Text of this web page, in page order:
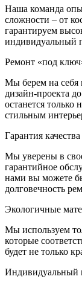
Наша команда
сложности – от
гарантируем
индивидуальный
Ремонт «под
Мы берем на себя
дизайн-проекта
останется только
стильным
Гарантия
Мы уверены в
гарантийное
нами вы можете
долговечность
Экологичные
Мы используем
которые
будет не только
Индивидуальный